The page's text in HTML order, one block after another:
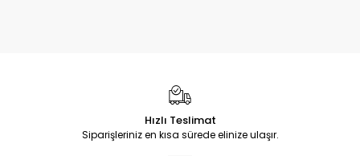
Hızlı Teslimat
Siparişleriniz en kısa sürede elinize ulaşır.